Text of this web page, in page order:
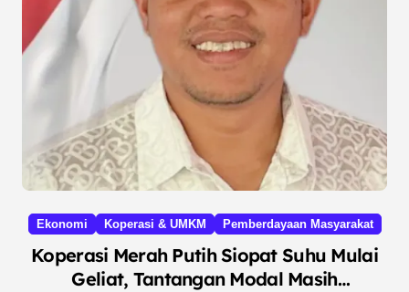
Ekonomi Koperasi & UMKM Pemberdayaan Masyarakat
Koperasi Merah Putih Siopat Suhu Mulai
Geliat, Tantangan Modal Masih